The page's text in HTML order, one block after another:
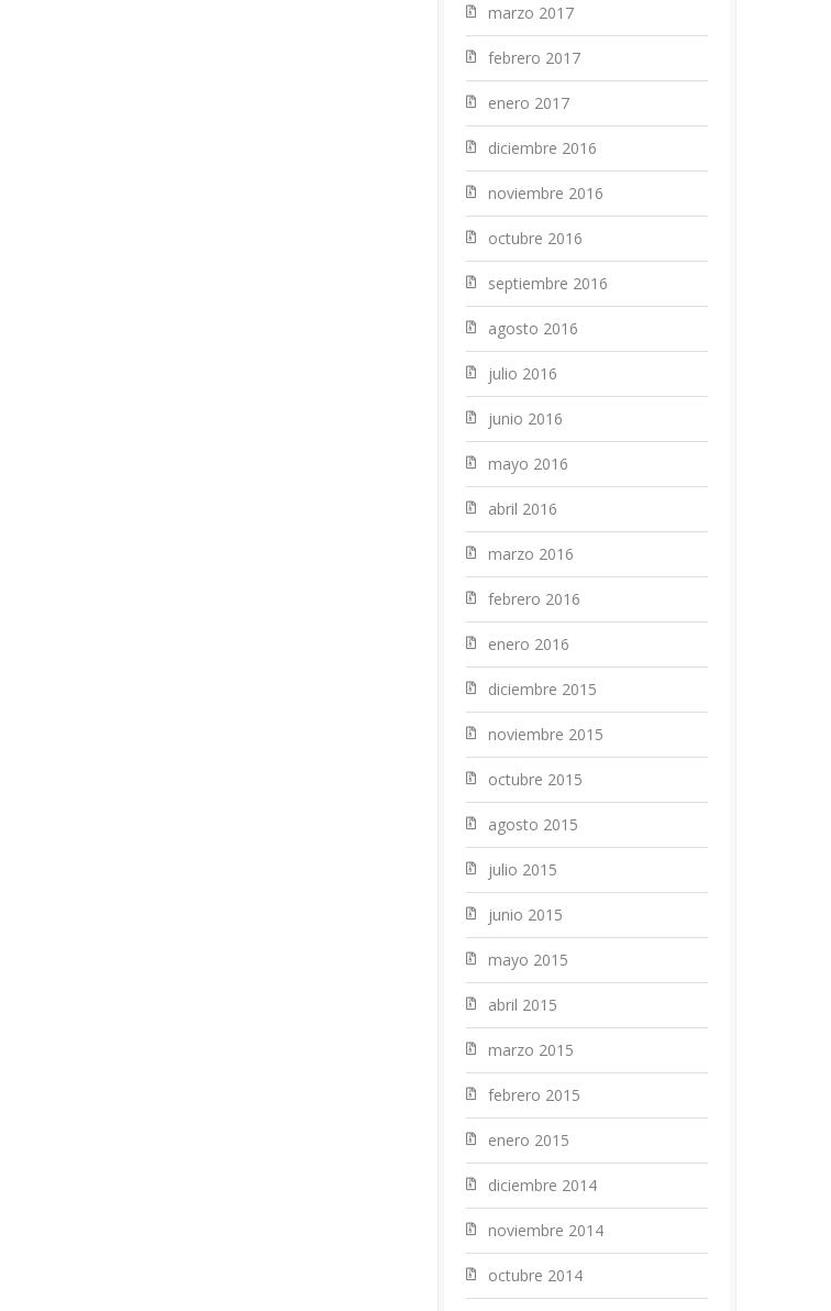
marzo 2017
febrero 2017
enero 2017
diciembre 2016
noviembre 2016
octubre 2016
septiembre 2016
agosto 2016
julio 2016
junio 2016
mayo 2016
abril 2016
marzo 2016
febrero 2016
enero 2016
diciembre 2015
noviembre 2015
octubre 2015
agosto 2015
julio 2015
junio 2015
mayo 2015
abril 2015
marzo 2015
febrero 2015
enero 2015
diciembre 2014
noviembre 2014
octubre 2014